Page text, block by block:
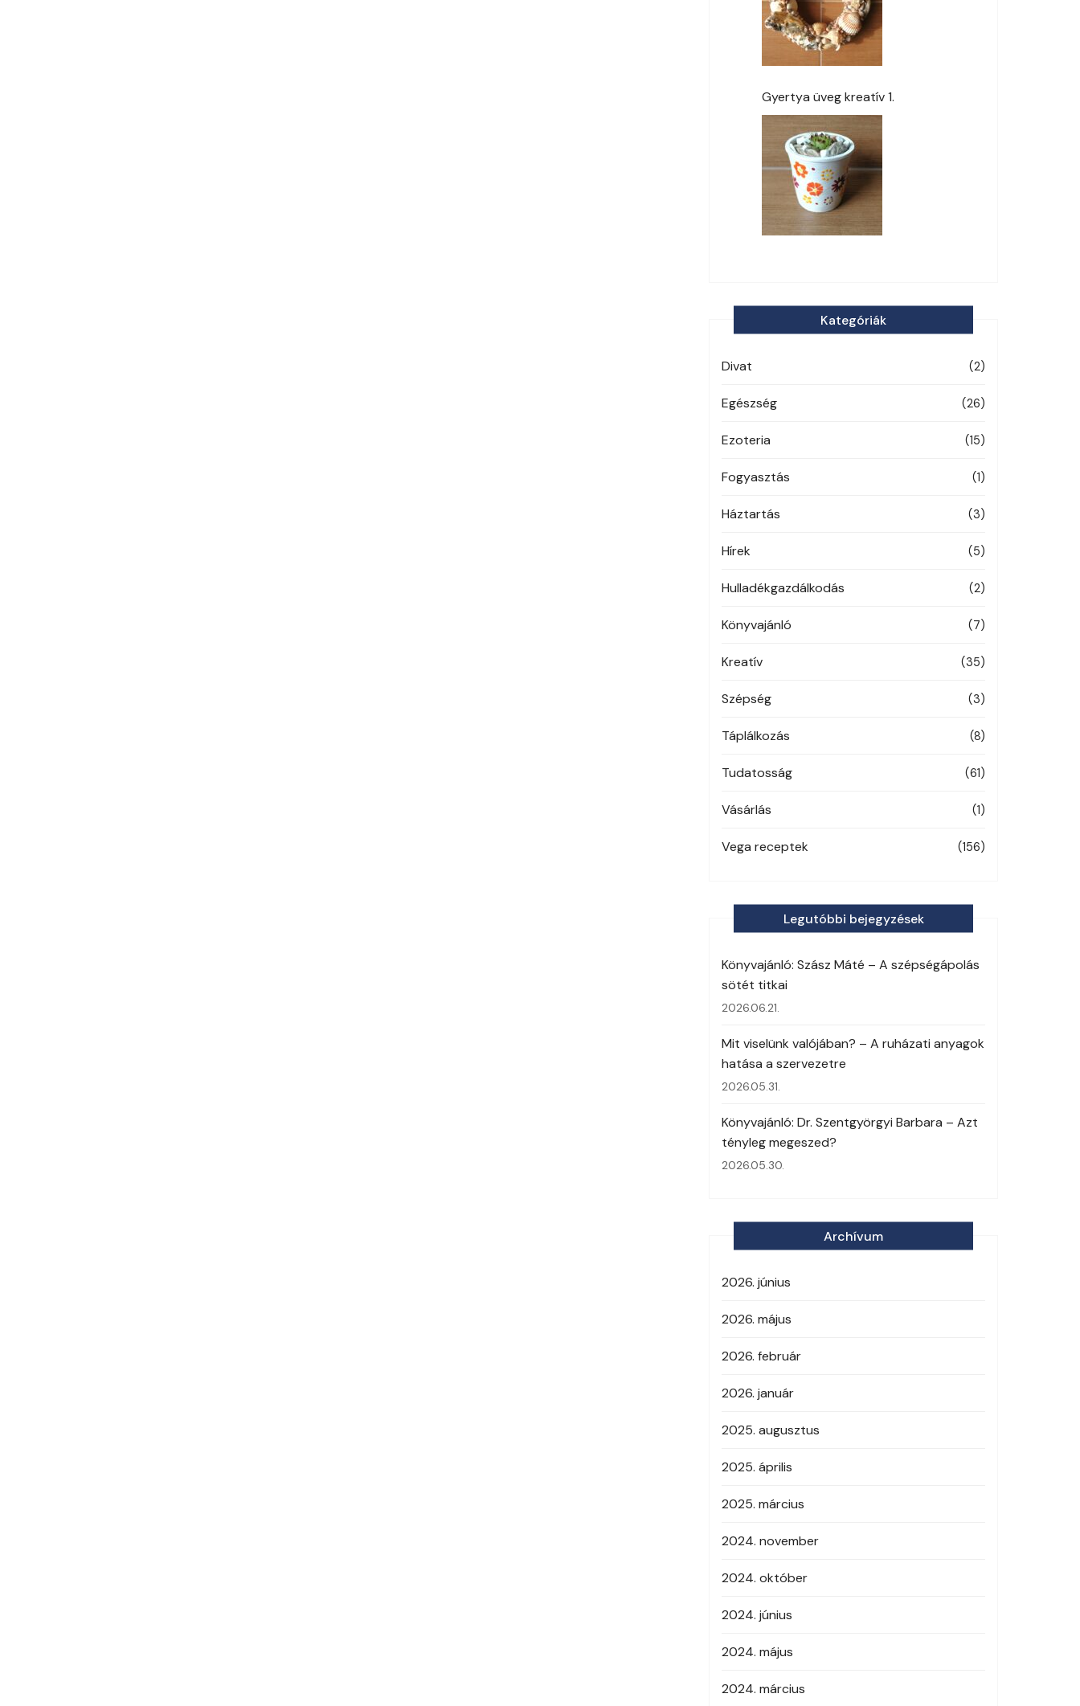
Gyertya üveg kreatív 1.
Kategóriák
Divat (2)
Egészség (26)
Ezoteria (15)
Fogyasztás (1)
Háztartás (3)
Hírek (5)
Hulladékgazdálkodás (2)
Könyvajánló (7)
Kreatív (35)
Szépség (3)
Táplálkozás (8)
Tudatosság (61)
Vásárlás (1)
Vega receptek (156)
Legutóbbi bejegyzések
Könyvajánló: Szász Máté – A szépségápolás
sötét titkai
2026.06.21.
Mit viselünk valójában? – A ruházati anyagok
hatása a szervezetre
2026.05.31.
Könyvajánló: Dr. Szentgyörgyi Barbara – Azt
tényleg megeszed?
2026.05.30.
Archívum
2026. június
2026. május
2026. február
2026. január
2025. augusztus
2025. április
2025. március
2024. november
2024. október
2024. június
2024. május
2024. március